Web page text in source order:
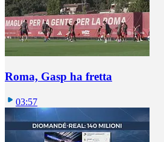
Roma, Gasp ha fretta
03:57